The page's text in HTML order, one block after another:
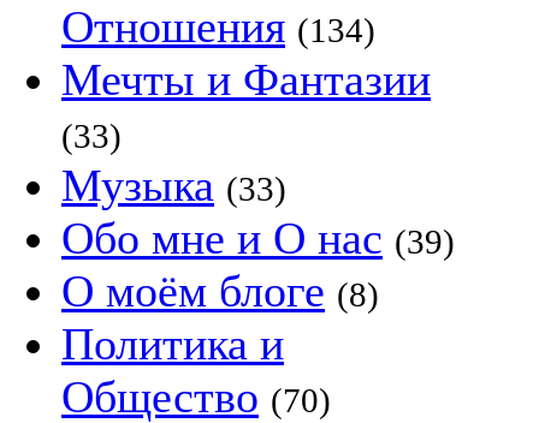
Отношения (134)
Мечты и Фантазии
(33)
Музыка (33)
Обо мне и О нас (39)
О моём блоге (8)
Политика и
Общество (70)